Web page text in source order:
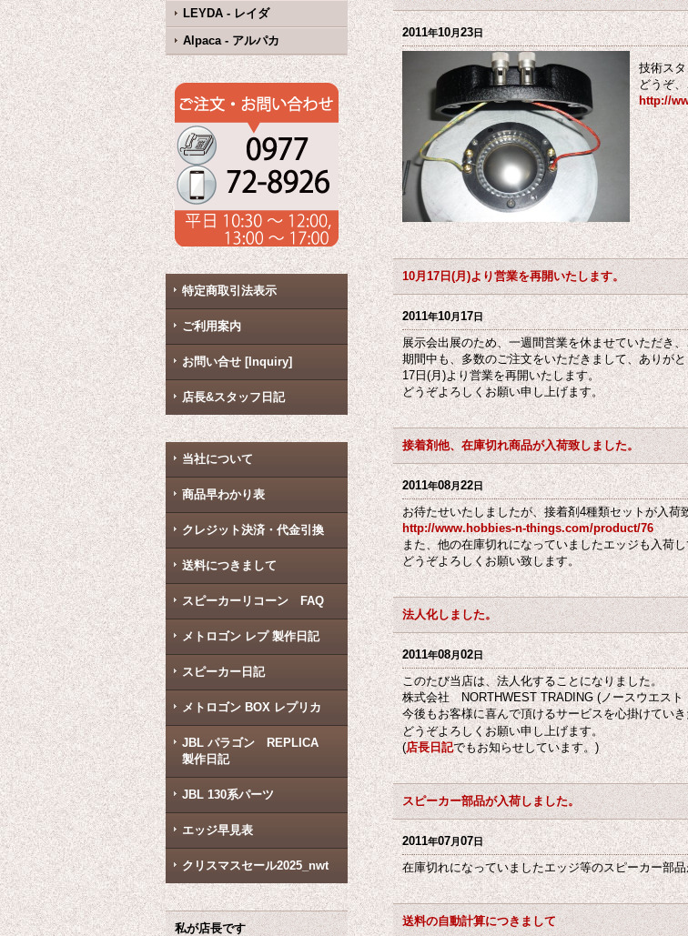
LEYDA - レイダ
Alpaca - アルパカ
特定商取引法表示
ご利用案内
お問い合せ [Inquiry]
店長&スタッフ日記
当社について
商品早わかり表
クレジット決済・代金引換
送料につきまして
スピーカーリコーン FAQ
メトロゴン レプ 製作日記
スピーカー日記
メトロゴン BOX レプリカ
JBL パラゴン REPLICA
製作日記
JBL 130系パーツ
エッジ早見表
クリスマスセール2025_nwt
私が店長です
2011年10月23日
技術ス
どうぞ
http://
10月17日(月)より営業を再開いたします。
2011年10月17日
展示会出展のため、一週間営業を休ませていただき
期間中も、多数のご注文をいただきまして、ありが
17日(月)より営業を再開いたします。
どうぞよろしくお願い申し上げます。
接着剤他、在庫切れ商品が入荷致しました。
2011年08月22日
お待たせいたしましたが、接着剤4種類セットが入荷
http://www.hobbies-n-things.com/product/76
また、他の在庫切れになっていましたエッジも入荷し
どうぞよろしくお願い致します。
法人化しました。
2011年08月02日
このたび当店は、法人化することになりました。
株式会社 NORTHWEST TRADING (ノースウエス
今後もお客様に喜んで頂けるサービスを心掛けてい
どうぞよろしくお願い申し上げます。
(店長日記でもお知らせしています。)
スピーカー部品が入荷しました。
2011年07月07日
在庫切れになっていましたエッジ等のスピーカー部
送料の自動計算につきまして